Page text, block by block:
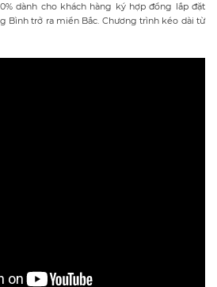
dành cho khách hàng ký hợp đồng lắp đặt
Bình trở ra miền Bắc. Chương trình kéo dài từ